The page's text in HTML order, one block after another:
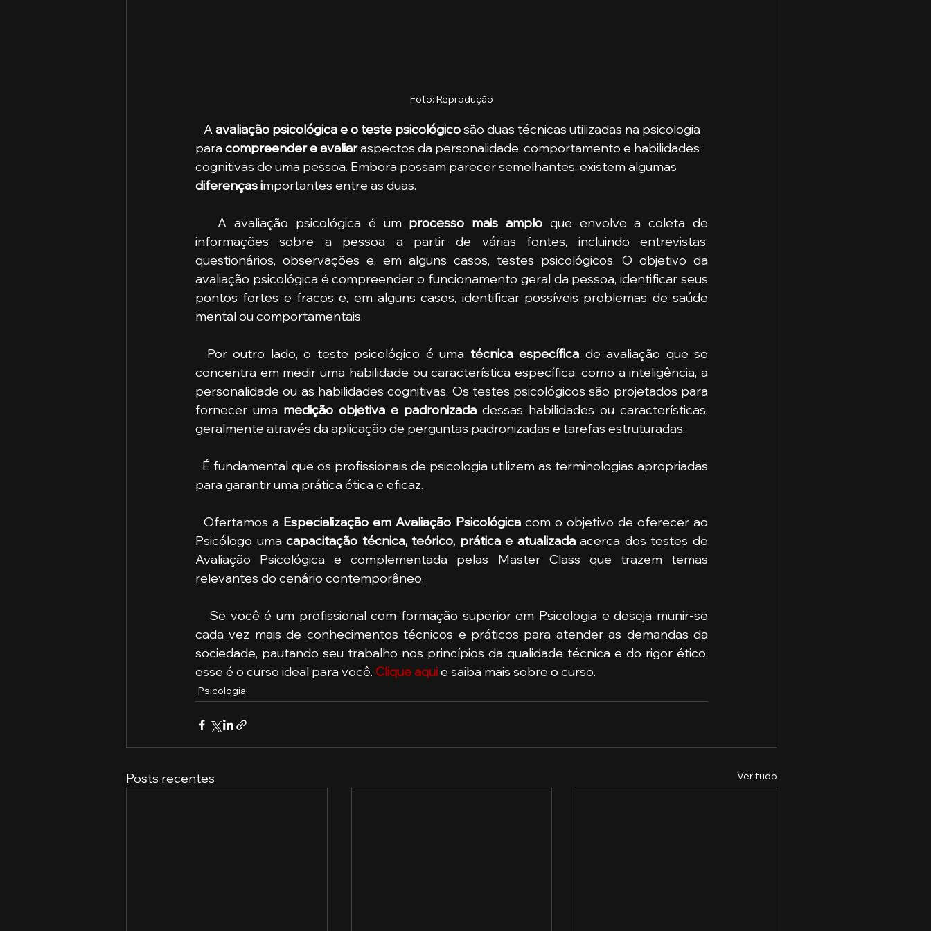
Foto: Reprodução
   A
avaliação psicológica e o teste psicológico são duas técnicas utilizadas na psicologia
para compreender e avaliar aspectos da personalidade, comportamento e habilidades
cognitivas de uma pessoa. Embora possam parecer semelhantes, existem algumas
diferenças importantes entre as duas.
   A avaliação psicológica é um
processo mais amplo que envolve a coleta de
informações sobre a pessoa a partir de várias fontes, incluindo entrevistas,
questionários, observações e, em alguns casos, testes psicológicos. O objetivo da
avaliação psicológica é compreender o funcionamento geral da pessoa, identificar seus
pontos fortes e fracos e, em alguns casos, identificar possíveis problemas de saúde
mental ou comportamentais.
  Por outro lado, o teste psicológico é uma
técnica específica de avaliação que se
concentra em medir uma habilidade ou característica específica, como a inteligência, a
personalidade ou as habilidades cognitivas. Os testes psicológicos são projetados para
fornecer uma medição objetiva e padronizada dessas habilidades ou características,
geralmente através da aplicação de perguntas padronizadas e tarefas estruturadas.
para garantir uma prática ética e eficaz.
  Ofertamos a
Especialização em Avaliação Psicológica com o objetivo de oferecer ao
Psicólogo uma capacitação técnica, teórico, prática e atualizada acerca dos testes de
Avaliação Psicológica e complementada pelas Master Class que trazem temas
relevantes do cenário contemporâneo.
cada vez mais de conhecimentos técnicos e práticos para atender as demandas da
sociedade, pautando seu trabalho nos princípios da qualidade técnica e do rigor ético,
esse é o curso ideal para você. Clique aquie saiba mais sobre o curso.
Psicologia
Posts recentes Ver tudo